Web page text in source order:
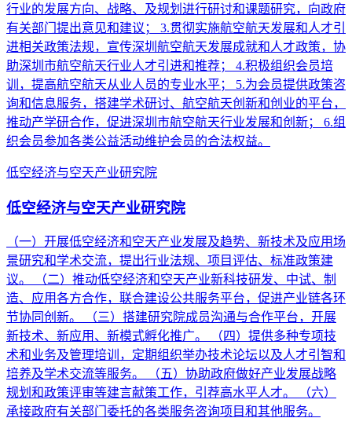
行业的发展方向、战略、及规划进行研讨和课题研究，向政府
有关部门提出意见和建议； 3.贯彻实施航空航天发展和人才引
进相关政策法规，宣传深圳航空航天发展成就和人才政策，协
助深圳市航空航天行业人才引进和推荐； 4.积极组织会员培
训，提高航空航天从业人员的专业水平； 5.为会员提供政策咨
询和信息服务，搭建学术研讨、航空航天创新和创业的平台，
推动产学研合作，促进深圳市航空航天行业发展和创新； 6.组
织会员参加各类公益活动维护会员的合法权益。
低空经济与空天产业研究院
低空经济与空天产业研究院
（一）开展低空经济和空天产业发展及趋势、新技术及应用场
景研究和学术交流，提出行业法规、项目评估、标准政策建
议。 （二）推动低空经济和空天产业新科技研发、中试、制
造、应用各方合作，联合建设公共服务平台，促进产业链各环
节协同创新。 （三）搭建研究院成员沟通与合作平台，开展
新技术、新应用、新模式孵化推广。 （四）提供多种专项技
术和业务及管理培训，定期组织举办技术论坛以及人才引智和
培养及学术交流等服务。 （五）协助政府做好产业发展战略
规划和政策评审等建言献策工作，引荐高水平人才。 （六）
承接政府有关部门委托的各类服务咨询项目和其他服务。